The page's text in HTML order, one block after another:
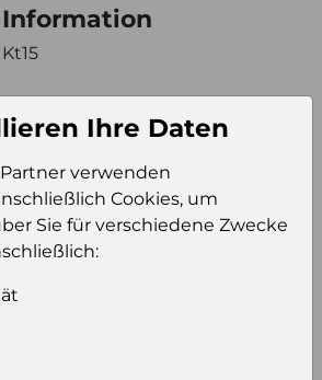
Kt15
Btl
720
um den Preis zu
Ihre Daten
verwenden
Cookies, um
Sie für verschiedene Zwecke